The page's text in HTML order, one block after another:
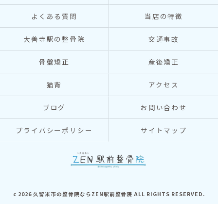
よくある質問 当店の特徴
大善寺駅の整骨院 交通事故
骨盤矯正 産後矯正
猫背 アクセス
ブログ お問い合わせ
プライバシーポリシー サイトマップ
c 2026 久留米市の整骨院ならZEN駅前整骨院 ALL RIGHTS RESERVED.